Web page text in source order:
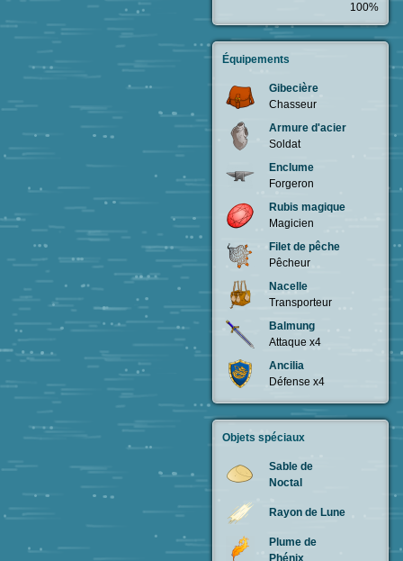
100%
Équipements
Gibecière
Chasseur
Armure d'acier
Soldat
Enclume
Forgeron
Rubis magique
Magicien
Filet de pêche
Pêcheur
Nacelle
Transporteur
Balmung
Attaque x4
Ancilia
Défense x4
Objets spéciaux
Sable de
Noctal
Rayon de Lune
Plume de
Phénix